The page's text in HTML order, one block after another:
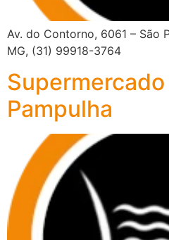
Av. do Contorno, 6061 – São
MG, (31) 99918-3764
Pampulha